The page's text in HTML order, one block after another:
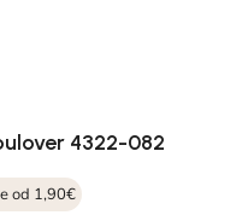
4322-082
od 1,90€